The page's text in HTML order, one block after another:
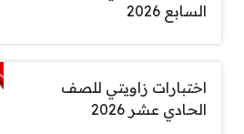
السابع 2026
اختبارات زاويتي للصف
الحادي عشر 2026